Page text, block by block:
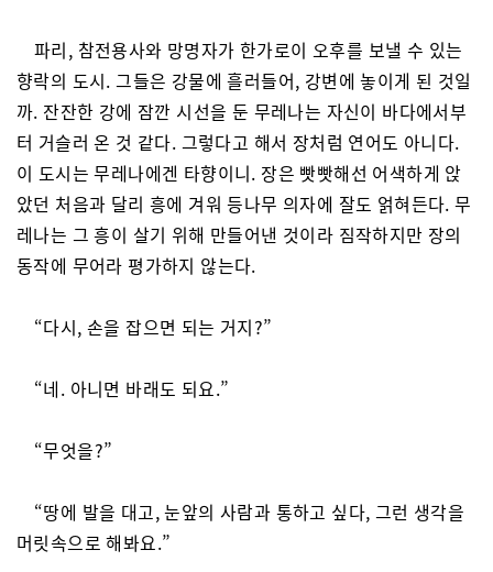
파리, 참전용사와 망명자가 한가로이 오후를 보낼 수 있는
향락의 도시. 그들은 강물에 흘러들어, 강변에 놓이게 된 것일
까. 잔잔한 강에 잠깐 시선을 둔 무레나는 자신이 바다에서부
터 거슬러 온 것 같다. 그렇다고 해서 장처럼 연어도 아니다.
이 도시는 무레나에겐 타향이니. 장은 빳빳해선 어색하게 앉
았던 처음과 달리 흥에 겨워 등나무 의자에 잘도 얽혀든다. 무
레나는 그 흥이 살기 위해 만들어낸 것이라 짐작하지만 장의
동작에 무어라 평가하지 않는다.
“다시, 손을 잡으면 되는 거지?”
“네. 아니면 바래도 되요.”
“무엇을?”
“땅에 발을 대고, 눈앞의 사람과 통하고 싶다, 그런 생각을
머릿속으로 해봐요.”